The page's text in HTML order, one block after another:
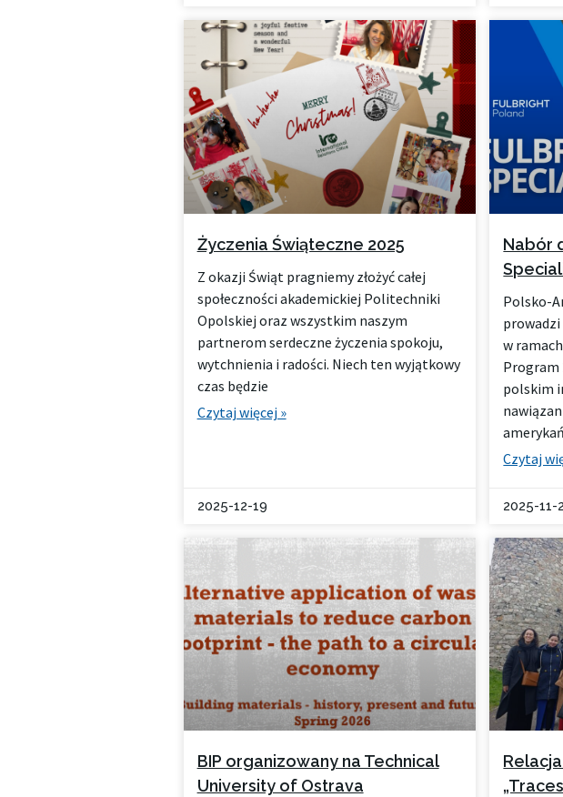
Życzenia Świąteczne 2025
Z okazji Świąt pragniemy złożyć całej
społeczności akademickiej Politechniki
Opolskiej oraz wszystkim naszym
partnerom serdeczne życzenia spokoju,
wytchnienia i radości. Niech ten wyjątkowy
czas będzie
Czytaj więcej »
2025-12-19
Nabór
Polsko-
w
Program
polskim
Czytaj
2025-11-
BIP organizowany na Technical
University of Ostrava